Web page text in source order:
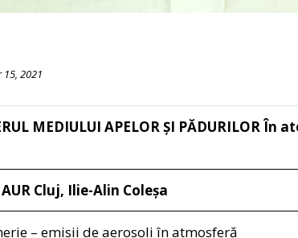
15, 2021
MEDIULUI APELOR ȘI PĂDURILORÎn
Cluj, Ilie-Alin Coleșa
– emisii de aerosoli în atmosferă